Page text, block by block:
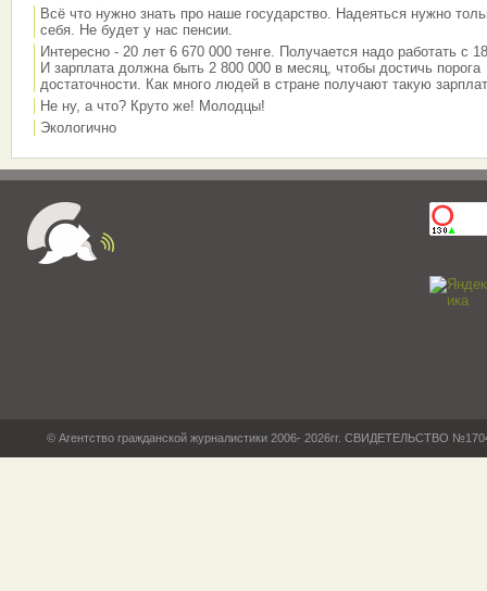
Всё что нужно знать про наше государство. Надеяться нужно
себя. Не будет у нас пенсии.
Интересно - 20 лет 6 670 000 тенге. Получается надо работать с
И зарплата должна быть 2 800 000 в месяц, чтобы достичь порога
достаточности. Как много людей в стране получают такую
Не ну, а что? Круто же! Молодцы!
Экологично
© Агентство гражданской журналистики 2006- 2026гг. СВИДЕТЕЛЬСТВО